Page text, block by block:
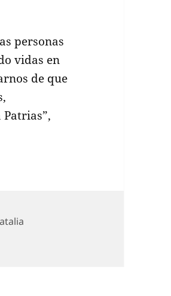
personas
vidas en
de que